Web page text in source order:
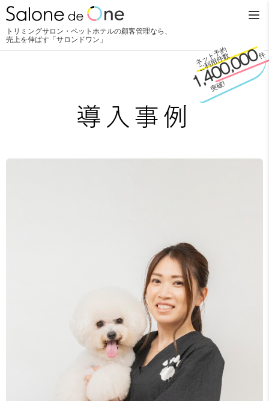
トリミングサロン・ペットホテルの顧客管理なら、
売上を伸ばす「サロンドワン」
ネット予約
ご利用件数
1,400,000件
突破!
導入事例